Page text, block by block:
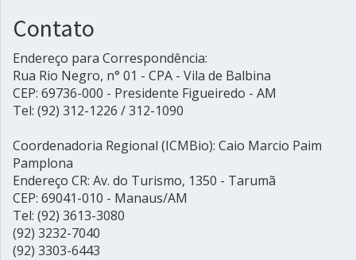
Contato
Endereço para Correspondência:
Rua Rio Negro, n° 01 - CPA - Vila de Balbina
CEP: 69736-000 - Presidente Figueiredo - AM
Tel: (92) 312-1226 / 312-1090
Coordenadoria Regional (ICMBio): Caio Marcio Paim
Pamplona
Endereço CR: Av. do Turismo, 1350 - Tarumã
CEP: 69041-010 - Manaus/AM
Tel: (92) 3613-3080
(92) 3232-7040
(92) 3303-6443